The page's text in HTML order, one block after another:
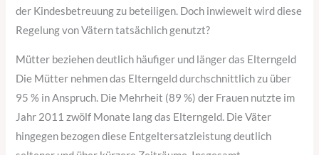
der Kindesbetreuung zu beteiligen. Doch inwieweit wird diese
Regelung von Vätern tatsächlich genutzt?
Mütter beziehen deutlich häufiger und länger das Elterngeld
Die Mütter nehmen das Elterngeld durchschnittlich zu über
95 % in Anspruch. Die Mehrheit (89 %) der Frauen nutzte im
Jahr 2011 zwölf Monate lang das Elterngeld. Die Väter
hingegen bezogen diese Entgeltersatzleistung deutlich